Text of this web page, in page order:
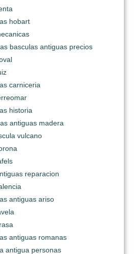
hobart
basculas antiguas precios
carniceria
historia
antiguas madera
vulcano
reparacion
antiguas ariso
antiguas romanas
antigua personas